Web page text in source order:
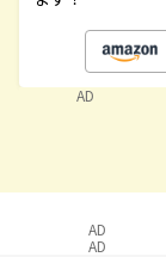
AD
AD
AD